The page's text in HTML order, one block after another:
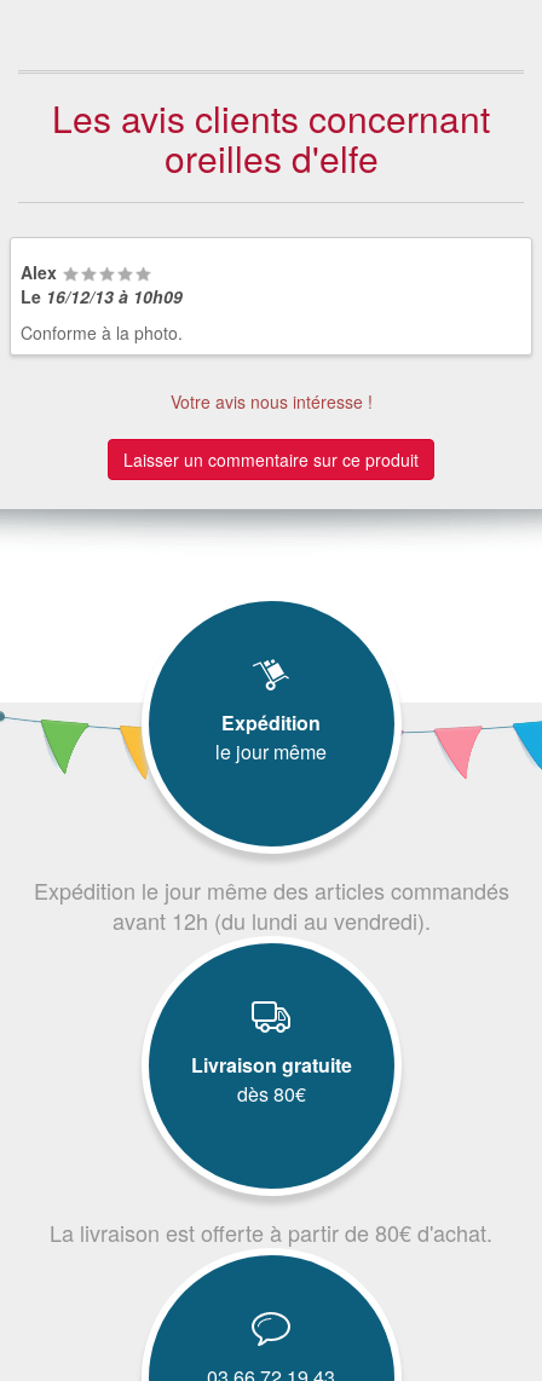
Les avis clients concernant
oreilles d'elfe
Alex
Le 16/12/13 à 10h09
Conforme à la photo.
Votre avis nous intéresse !
Laisser un commentaire sur ce produit
Expédition
le jour même
Expédition le jour même des articles commandés
avant 12h (du lundi au vendredi).
Livraison gratuite
dès 80€
La livraison est offerte à partir de 80€ d'achat.